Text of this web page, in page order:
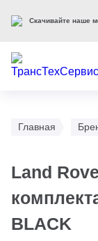
Главная
Land
BLACK
Скачивайте наше